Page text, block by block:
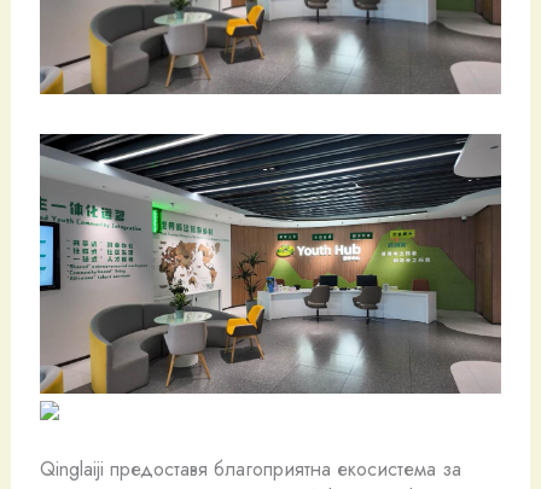
Qinglaiji предоставя благоприятна екосистема за